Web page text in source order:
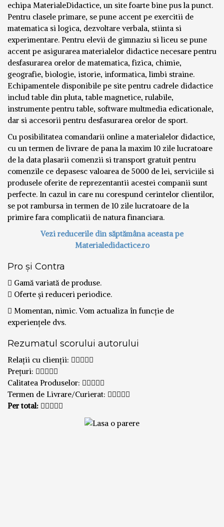
echipa MaterialeDidactice, un site foarte bine pus la punct.
Pentru clasele primare, se pune accent pe exercitii de
matematica si logica, dezvoltare verbala, stiinta si
experimentare. Pentru elevii de gimnaziu si liceu se pune
accent pe asigurarea materialelor didactice necesare pentru
desfasurarea orelor de matematica, fizica, chimie,
geografie, biologie, istorie, informatica, limbi straine.
Echipamentele disponibile pe site pentru cadrele didactice
includ table din pluta, table magnetice, rulabile,
instrumente pentru table, software multmedia edicationale,
dar si accesorii pentru desfasurarea orelor de sport.
Cu posibilitatea comandarii online a materialelor didactice,
cu un termen de livrare de pana la maxim 10 zile lucratoare
de la data plasarii comenzii si transport gratuit pentru
comenzile ce depasesc valoarea de 5000 de lei, serviciile si
produsele oferite de reprezentantii acestei companii sunt
perfecte. In cazul in care nu corespund cerintelor clientilor,
se pot rambursa in termen de 10 zile lucratoare de la
primire fara complicatii de natura financiara.
Vezi reducerile din săptămâna aceasta pe
Materialedidactice.ro
Pro și Contra
Gamă variată de produse.
Oferte și reduceri periodice.
Momentan, nimic. Vom actualiza în funcție de
experiențele dvs.
Rezumatul scorului autorului
Relații cu clienții:
Prețuri:
Calitatea Produselor:
Termen de Livrare/Curierat:
Per total: